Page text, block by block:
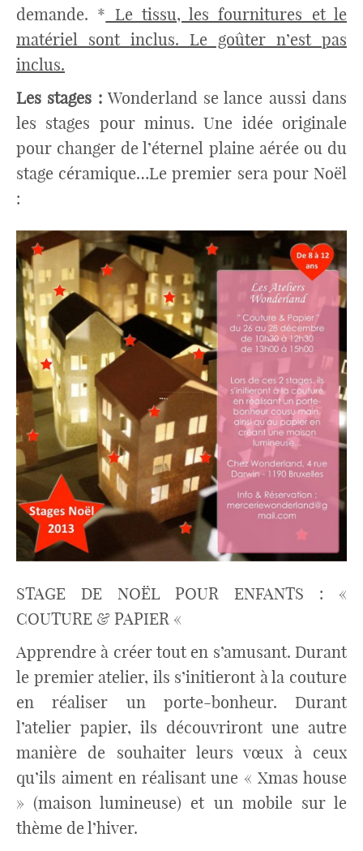
demande. * Le tissu, les fournitures et le
matériel sont inclus. Le goûter n’est pas
inclus.
Les stages :Wonderland se lance aussi dans
les stages pour minus. Une idée originale
pour changer de l’éternel plaine aérée ou du
stage céramique…Le premier sera pour Noël
:
STAGE DE NOËL POUR ENFANTS : «
COUTURE & PAPIER «
Apprendre à créer tout en s’amusant. Durant
le premier atelier, ils s’initieront à la couture
en réaliser un porte-bonheur. Durant
l’atelier papier, ils découvriront une autre
manière de souhaiter leurs vœux à ceux
qu’ils aiment en réalisant une « Xmas house
» (maison lumineuse) et un mobile sur le
thème de l’hiver.